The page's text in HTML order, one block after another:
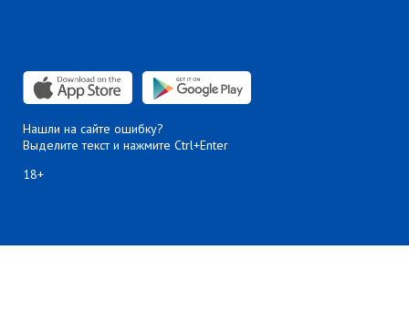
Нашли на сайте ошибку?
Выделите текст и нажмите Ctrl+Enter
18+